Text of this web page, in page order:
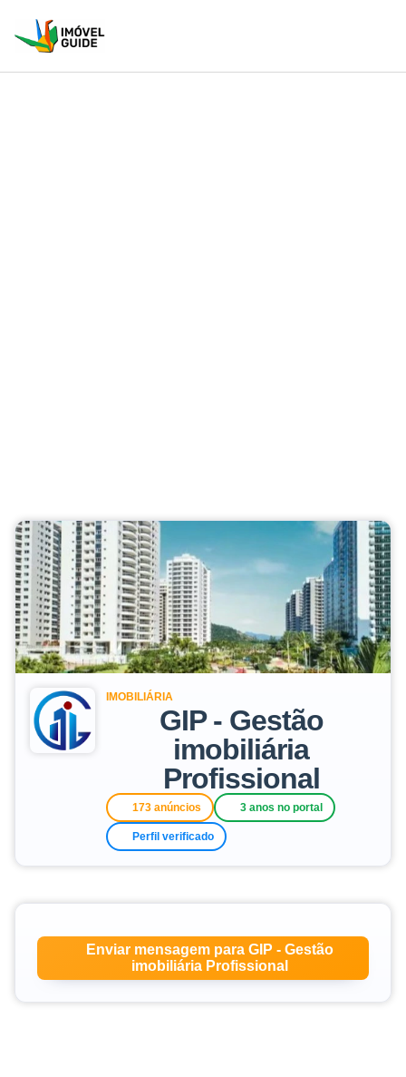
IMOBILIÁRIA
GIP - Gestão
imobiliária
Profissional
173 anúncios 3 anos no portal
Perfil verificado
Enviar mensagem para GIP - Gestão
imobiliária Profissional